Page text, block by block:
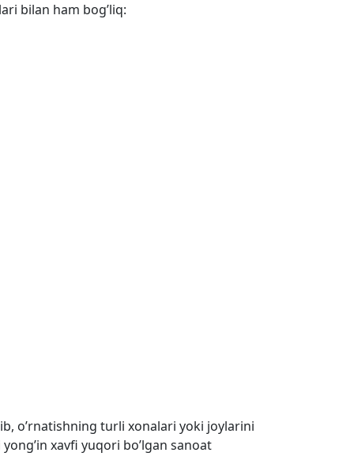
bilan ham bog’liq:
o’rnatishning turli xonalari yoki joylarini
xavfi yuqori bo’lgan sanoat